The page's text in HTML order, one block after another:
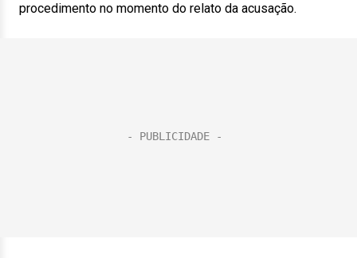
procedimento no momento do relato da acusação.